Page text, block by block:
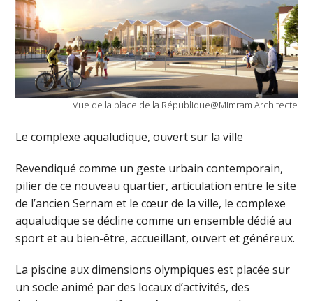
Vue de la place de la République@Mimram Architecte
Le complexe aqualudique, ouvert sur la ville
Revendiqué comme un geste urbain contemporain,
pilier de ce nouveau quartier, articulation entre le site
de l’ancien Sernam et le cœur de la ville, le complexe
aqualudique se décline comme un ensemble dédié au
sport et au bien-être, accueillant, ouvert et généreux.
La piscine aux dimensions olympiques est placée sur
un socle animé par des locaux d’activités, des